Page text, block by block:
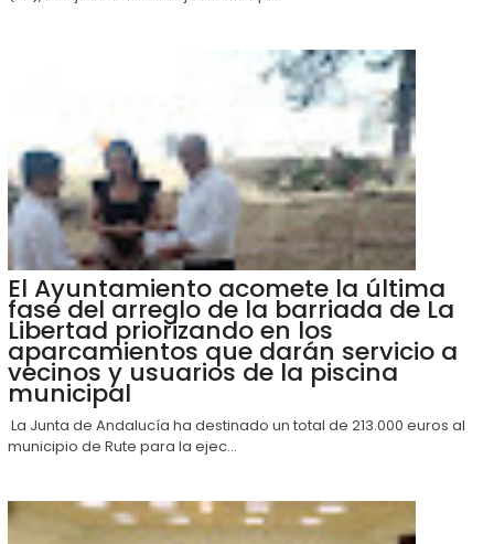
El Ayuntamiento acomete la última
fase del arreglo de la barriada de La
Libertad priorizando en los
aparcamientos que darán servicio a
vecinos y usuarios de la piscina
municipal
La Junta de Andalucía ha destinado un total de 213.000 euros al
municipio de Rute para la ejec...